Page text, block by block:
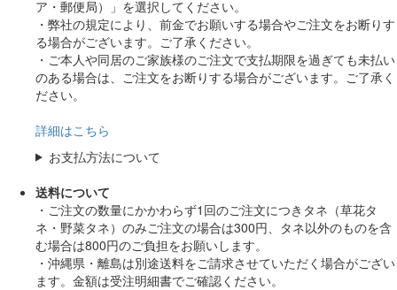
ア・郵便局）」を選択してください。
・弊社の規定により、前金でお願いする場合やご注文をお断りす
る場合がございます。ご了承ください。
・ご本人や同居のご家族様のご注文で支払期限を過ぎても未払い
のある場合は、ご注文をお断りする場合がございます。ご了承く
ださい。
詳細はこちら
お支払方法について
送料について
・ご注文の数量にかかわらず1回のご注文につきタネ（草花タ
ネ・野菜タネ）のみご注文の場合は300円、タネ以外のものを含
む場合は800円のご負担をお願いします。
・沖縄県・離島は別途送料をご請求させていただく場合がござい
ます。金額は受注明細書でご確認ください。